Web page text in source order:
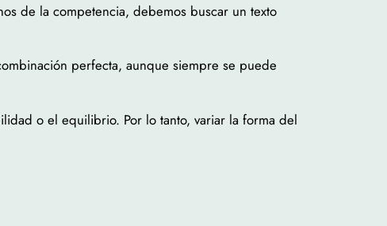
de la competencia, debemos buscar un texto
perfecta, aunque siempre se puede
o el equilibrio. Por lo tanto, variar la forma del